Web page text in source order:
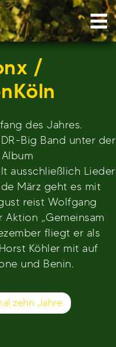
/
des Jahres.
Big Band unter der
ausschließlich Lieder
März geht es mit
reist Wolfgang
„Gemeinsam
fliegt er als
Köhler mit auf
und Benin.
zehn Jahre